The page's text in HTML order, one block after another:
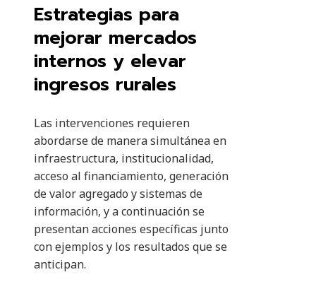
Estrategias para
mejorar mercados
internos y elevar
ingresos rurales
Las intervenciones requieren
abordarse de manera simultánea en
infraestructura, institucionalidad,
acceso al financiamiento, generación
de valor agregado y sistemas de
información, y a continuación se
presentan acciones específicas junto
con ejemplos y los resultados que se
anticipan.